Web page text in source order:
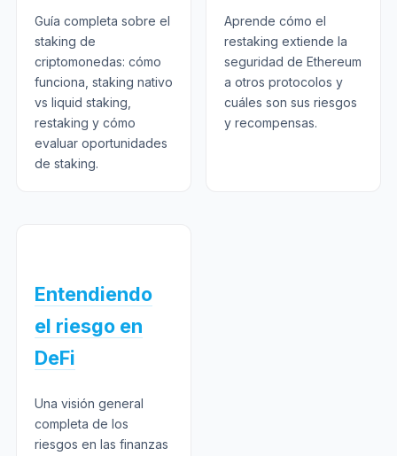
Guía completa sobre el
staking de
criptomonedas: cómo
funciona, staking nativo
vs liquid staking,
restaking y cómo
evaluar oportunidades
de staking.
Aprende cómo el
restaking extiende la
seguridad de Ethereum
a otros protocolos y
cuáles son sus riesgos
y recompensas.
Entendiendo
el riesgo en
DeFi
Una visión general
completa de los
riesgos en las finanzas